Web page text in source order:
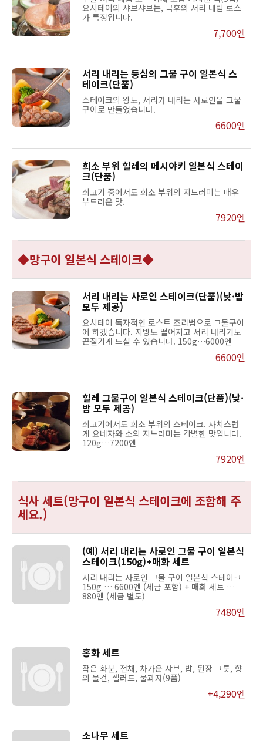
요시테이의 샤브샤브는, 극후의 서리 내림 로스
가 특징입니다.
7,700엔
서리 내리는 등심의 그물 구이 일본식 스
테이크(단품)
스테이크의 왕도, 서리가 내리는 사로인을 그물
구이로 만들었습니다.
6600엔
희소 부위 힐레의 메시야키 일본식 스테이
크(단품)
쇠고기 중에서도 희소 부위의 지느러미는 매우
부드러운 맛.
7920엔
◆망구이 일본식 스테이크◆
서리 내리는 사로인 스테이크(단품)(낮·밤
모두 제공)
요시테이 독자적인 로스트 조리법으로 그물구이
에 하겠습니다. 지방도 떨어지고 서리 내리기도
끈질기게 드실 수 있습니다. 150g…6000엔
6600엔
힐레 그물구이 일본식 스테이크(단품)(낮·
밤 모두 제공)
쇠고기에서도 희소 부위의 스테이크. 사치스럽
게 요네자와 소의 지느러미는 각별한 맛입니다.
120g…7200엔
7920엔
식사 세트(망구이 일본식 스테이크에 조합해 주
세요.)
(예) 서리 내리는 사로인 그물 구이 일본식
스테이크(150g)+매화 세트
서리 내리는 사로인 그물 구이 일본식 스테이크
150g … 6600엔 (세금 포함) + 매화 세트 …
880엔 (세금 별도)
7480엔
홍화 세트
작은 화분, 전채, 차가운 샤브, 밥, 된장 그릇, 향
의 물건, 샐러드, 물과자(9품)
+4,290엔
소나무 세트